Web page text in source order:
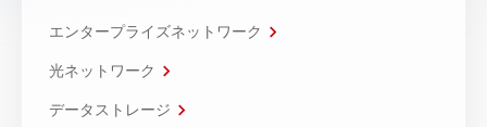
エンタープライズネットワーク
光ネットワーク
データストレージ